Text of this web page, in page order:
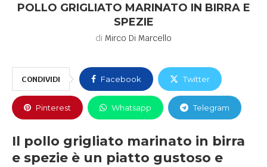
POLLO GRIGLIATO MARINATO IN BIRRA E
SPEZIE
di Mirco Di Marcello
CONDIVIDI Facebook Twitter
Pinterest Whatsapp Telegram
Il pollo grigliato marinato in birra
e spezie è un piatto gustoso e